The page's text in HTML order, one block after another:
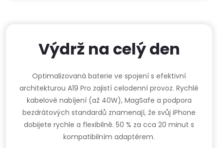
Výdrž na celý den
Optimalizovaná baterie ve spojení s efektivní
architekturou A19 Pro zajistí celodenní provoz. Rychlé
kabelové nabíjení (až 40W), MagSafe a podpora
bezdrátových standardů znamenají, že svůj iPhone
dobijete rychle a flexibilně. 50 % za cca 20 minut s
kompatibilním adaptérem.